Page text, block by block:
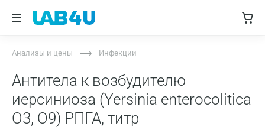
Анализы и цены Инфекции
Антитела к возбудителю
иерсиниоза (Yersinia enterocolitica
O3, O9) РПГА, титр